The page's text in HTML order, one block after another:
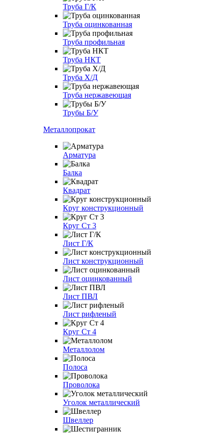
Труба Г/К
Труба оцинкованная
Труба профильная
Труба НКТ
Труба Х/Д
Труба нержавеющая
Трубы Б/У
Металлопрокат
Арматура
Балка
Квадрат
Круг конструкционный
Круг Ст 3
Лист Г/К
Лист конструкционный
Лист оцинкованный
Лист ПВЛ
Лист рифленый
Круг Ст 4
Металлолом
Полоса
Проволока
Уголок металлический
Швеллер